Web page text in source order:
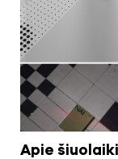
Apie